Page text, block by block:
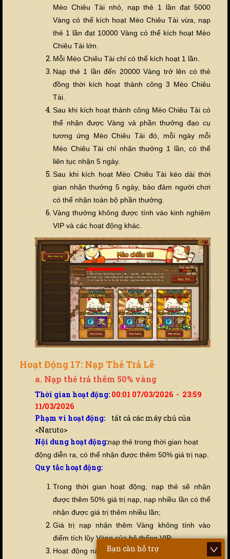
Mèo Chiêu Tài nhỏ, nạp thẻ 1 lần đạt 5000
Vàng có thể kích hoạt Mèo Chiêu Tài vừa, nạp
thẻ 1 lần đạt 10000 Vàng có thể kích hoạt Mèo
Chiêu Tài lớn.
Mỗi Mèo Chiêu Tài chỉ có thể kích hoạt 1 lần.
Nạp thẻ 1 lần đến 20000 Vàng trở lên có thẻ
đồng thời kích hoạt thành công 3 Mèo Chiêu
Tài.
Sau khi kích hoạt thành công Mèo Chiêu Tài có
thể nhận được Vàng và phần thưởng đạo cụ
tương ứng Mèo Chiêu Tài đó, mỗi ngày mỗi
Mèo Chiêu Tài chỉ nhận thưởng 1 lần, có thể
liên tục nhận 5 ngày.
Sau khi kích hoạt Mèo Chiêu Tài kéo dài thời
gian nhận thưởng 5 ngày, bảo đảm người chơi
có thể nhận toàn bộ phần thưởng.
Vàng thưởng không được tính vào kinh nghiệm
VIP và các hoạt động khác.
Hoạt Động 17: Nạp Thẻ Trả Lễ
a. Nạp thẻ trả thêm 50% vàng
Thời gian hoạt động: 00:01 07/03/2026 - 23:59
11/03/2026
Phạm vi hoạt động: tất cả các máy chủ của
<Naruto>
Nội dung hoạt động:nạp thẻ trong thời gian hoạt
động diễn ra, có thể nhận được thêm 50% giá trị nạp.
Quy tắc hoạt động:
Trong thời gian hoạt động, nạp thẻ sẽ nhận
được thêm 50% giá trị nạp, nạp nhiều lần có thể
nhận được giá trị thêm nhiều lần;
Giá trị nạp nhận thêm Vàng không tính vào
điểm tích lũy Vàng của hệ thống VIP;
Hoạt động này không xung đột với nạp thẻ lần
Bạn cần hỗ trợ